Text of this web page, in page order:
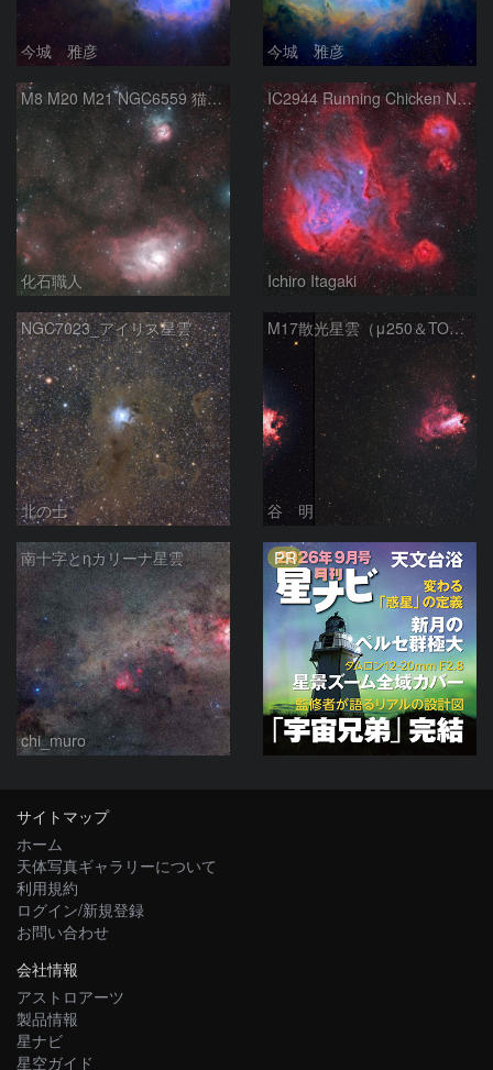
今城 雅彦 今城 雅彦
M8 M20 M21 NGC6559 猫の手星雲 いて座
化石職人
IC2944 Running Chicken Nebula
Ichiro Itagaki
NGC7023_アイリス星雲
北の士
M17散光星雲（μ250＆TOA130）
谷 明
南十字とηカリーナ星雲
chi_muro
PR
サイトマップ
ホーム
天体写真ギャラリーについて
利用規約
ログイン/新規登録
お問い合わせ
会社情報
アストロアーツ
製品情報
星ナビ
星空ガイド